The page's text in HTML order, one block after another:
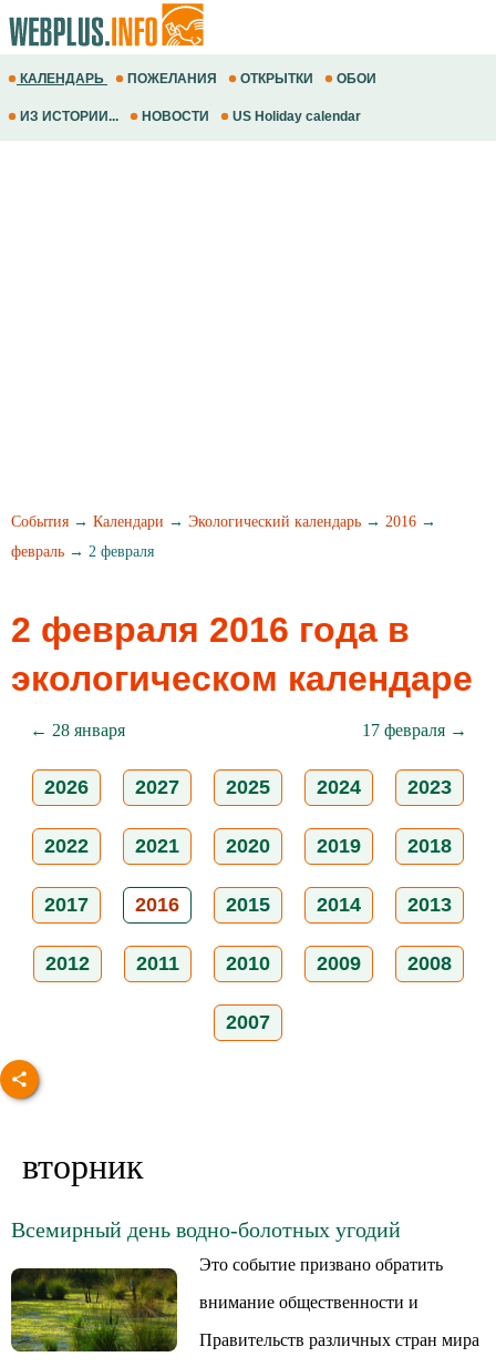
КАЛЕНДАРЬ ПОЖЕЛАНИЯ ОТКРЫТКИ ОБОИ
ИЗ ИСТОРИИ... НОВОСТИ US Holiday calendar
События → Календари → Экологический календарь → 2016 →
февраль → 2 февраля
2 февраля 2016 года в
экологическом календаре
← 28 января 17 февраля →
2026 2027 2025 2024 2023
2022 2021 2020 2019 2018
2017 2016 2015 2014 2013
2012 2011 2010 2009 2008
2007
вторник
Всемирный день водно-болотных угодий
Это событие призвано обратить
внимание общественности и
Правительств различных стран мира